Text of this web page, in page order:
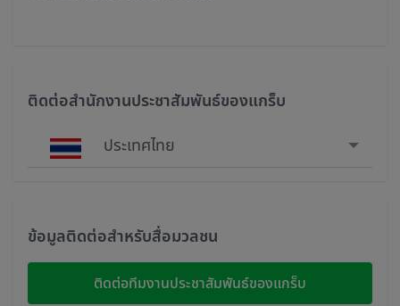
ติดต่อสำนักงานประชาสัมพันธ์ของแกร็บ
ประเทศไทย
Malaysia
Indonesia
ข้อมูลติดต่อสำหรับสื่อมวลชน
ติดต่อทีมงานประชาสัมพันธ์ของแกร็บ